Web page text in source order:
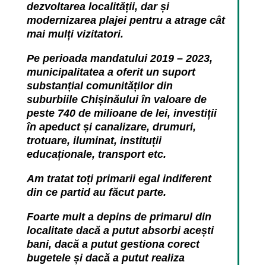
dezvoltarea localității, dar și
modernizarea plajei pentru a atrage cât
mai mulți vizitatori.
Pe perioada mandatului 2019 – 2023,
municipalitatea a oferit un suport
substanțial comunităților din
suburbiile Chișinăului în valoare de
peste 740 de milioane de lei, investiții
în apeduct și canalizare, drumuri,
trotuare, iluminat, instituții
educaționale, transport etc.
Am tratat toți primarii egal indiferent
din ce partid au făcut parte.
Foarte mult a depins de primarul din
localitate dacă a putut absorbi acești
bani, dacă a putut gestiona corect
bugetele și dacă a putut realiza